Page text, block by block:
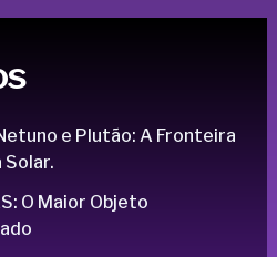
e Plutão: A Fronteira
O Maior Objeto